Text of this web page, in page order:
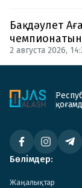
Бақдәулет
2 августа 2026,
Бөлімдер:
Жаңалықтар